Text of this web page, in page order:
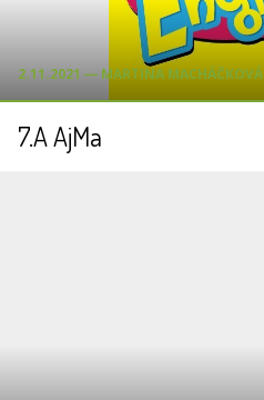
2.11.2021 ― MARTINA MACHÁČKOVÁ
7.A AjMa